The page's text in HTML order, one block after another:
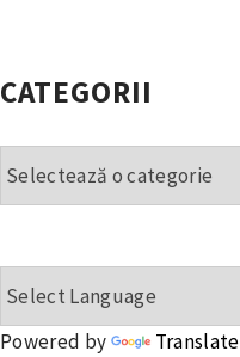
CATEGORII
Powered by Translate